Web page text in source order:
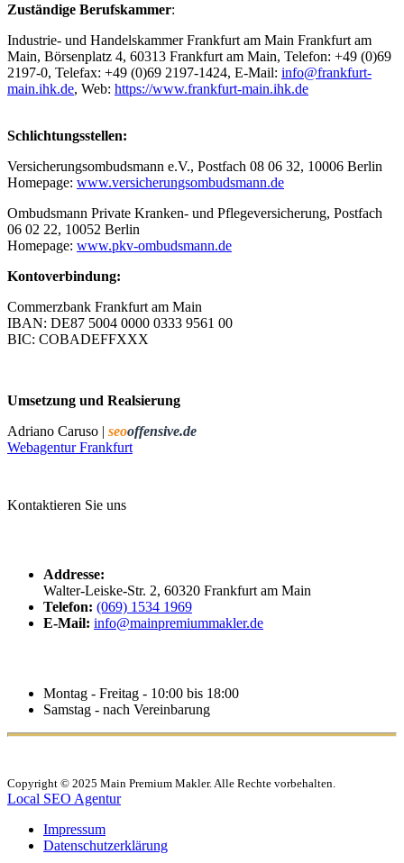
Zuständige Berufskammer:
Industrie- und Handelskammer Frankfurt am Main Frank­furt am
Main, Bör­sen­platz 4, 60313 Frank­furt am Main, Telefon: +49 (0)69
2197-0, Telefax: +49 (0)69 2197-1424, E-Mail: info@frankfurt-
main.ihk.de, Web: https://www.frankfurt-main.ihk.de
Schlichtungsstellen:
Versicherungsombudsmann e.V., Postfach 08 06 32, 10006 Berlin
Homepage: www.versicherungsombudsmann.de
Ombudsmann Private Kranken- und Pflegeversicherung, Postfach
06 02 22, 10052 Berlin
Homepage: www.pkv-ombudsmann.de
Kontoverbindung:
Commerzbank Frankfurt am Main
IBAN: DE87 5004 0000 0333 9561 00
BIC: COBADEFFXXX
Umsetzung und Realsierung
Adriano Caruso | seooffensive.de
Webagentur Frankfurt
Kontaktieren Sie uns
Addresse:
Walter-Leiske-Str. 2, 60320 Frankfurt am Main
Telefon: (069) 1534 1969
E-Mail: info@mainpremiummakler.de
Montag - Freitag - 10:00 bis 18:00
Samstag - nach Vereinbarung
Copyright © 2025 Main Premium Makler. Alle Rechte vorbehalten.
Local SEO Agentur
Impressum
Datenschutzerklärung